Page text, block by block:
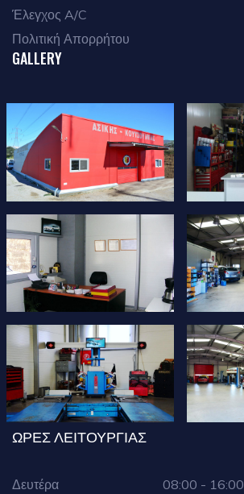
Έλεγχος A/C
Πολιτική Απορρήτου
GALLERY
ΩΡΕΣ ΛΕΙΤΟΥΡΓΙΑΣ
Δευτέρα 08:00 - 16:00